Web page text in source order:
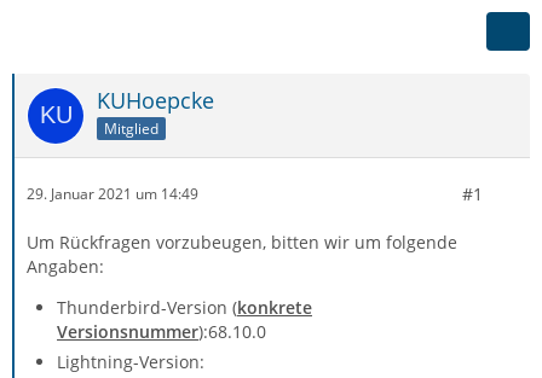
KUHoepcke
Mitglied
29. Januar 2021 um 14:49 #1
Um Rückfragen vorzubeugen, bitten wir um folgende
Angaben:
Thunderbird-Version (konkrete
Versionsnummer):68.10.0
Lightning-Version: